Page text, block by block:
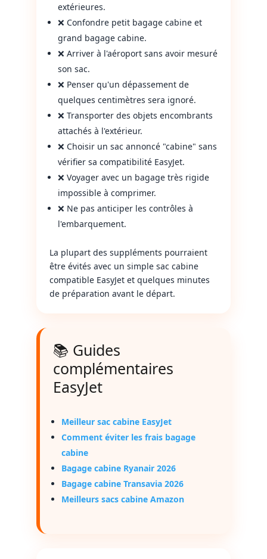
extérieures.
❌ Confondre petit bagage cabine et
grand bagage cabine.
❌ Arriver à l'aéroport sans avoir mesuré
son sac.
❌ Penser qu'un dépassement de
quelques centimètres sera ignoré.
❌ Transporter des objets encombrants
attachés à l'extérieur.
❌ Choisir un sac annoncé "cabine" sans
vérifier sa compatibilité EasyJet.
❌ Voyager avec un bagage très rigide
impossible à comprimer.
❌ Ne pas anticiper les contrôles à
l'embarquement.
La plupart des suppléments pourraient
être évités avec un simple sac cabine
compatible EasyJet et quelques minutes
de préparation avant le départ.
📚 Guides
complémentaires
EasyJet
Meilleur sac cabine EasyJet
Comment éviter les frais bagage
cabine
Bagage cabine Ryanair 2026
Bagage cabine Transavia 2026
Meilleurs sacs cabine Amazon